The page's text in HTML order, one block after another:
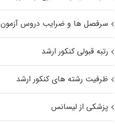
سرفصل ها و ضرایب دروس آزمون
رتبه قبولی کنکور ارشد
ظرفیت رشته های کنکور ارشد
پزشکی از لیسانس